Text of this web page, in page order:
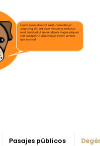
Pasajes públicos